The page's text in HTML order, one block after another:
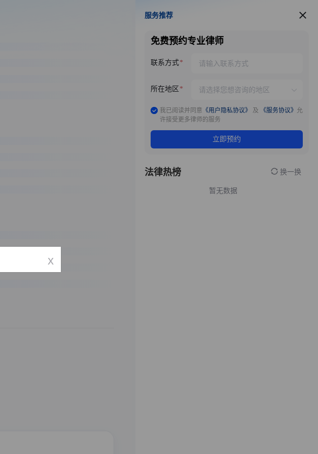
服务推荐
服务推荐
免费预约专业律师
联系方式
所在地区
我已阅读并同意 《用户隐私协议》 及 《服务协议》 允
许接受更多律师的服务
立即预约
法律热榜 换一换
暂无数据
x